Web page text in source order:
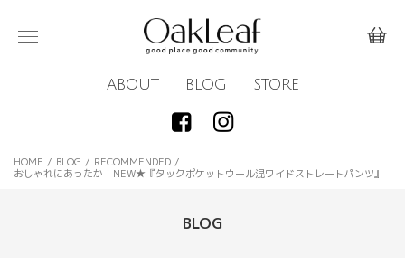
ABOUT BLOG STORE
HOME / BLOG / RECOMMENDED /
おしゃれにあったか！NEW★『タックポケットウール混ワイドストレートパンツ』
BLOG